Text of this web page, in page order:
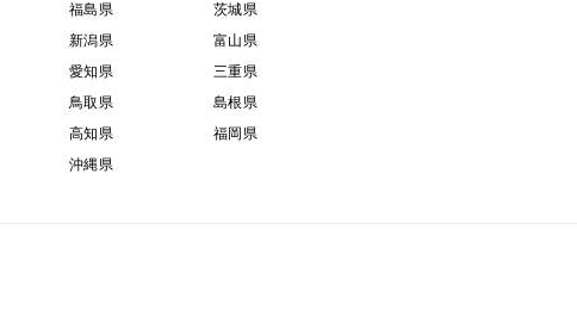
福島県
茨城県
新潟県
富山県
愛知県
三重県
鳥取県
島根県
高知県
福岡県
沖縄県